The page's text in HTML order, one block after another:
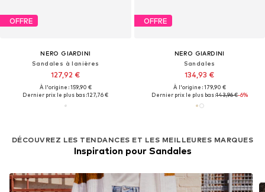
OFFRE
NERO GIARDINI
Sandales à lanières
127,92 €
À l'origine : 159,90 €
Dernier prix le plus bas :127,76 €
OFFRE
NERO GIARDINI
Sandales
134,93 €
À l'origine : 179,90 €
Dernier prix le plus bas :143,96 €-6%
DÉCOUVREZ LES TENDANCES ET LES MEILLEURES MARQUES
Inspiration pour Sandales